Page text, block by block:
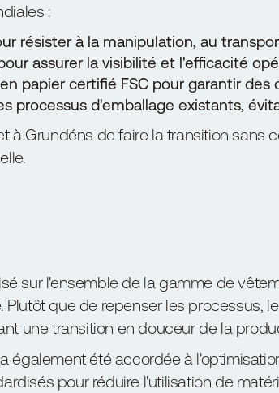
:
résister à la manipulation, au
assurer la visibilité et l'efficacité
papier certifié FSC pour garantir des
processus d'emballage existants,
à Grundéns de faire la transition sans
sur l'ensemble de la gamme de
Plutôt que de repenser les processus,
une transition en douceur de la
également été accordée à
pour réduire l'utilisation de